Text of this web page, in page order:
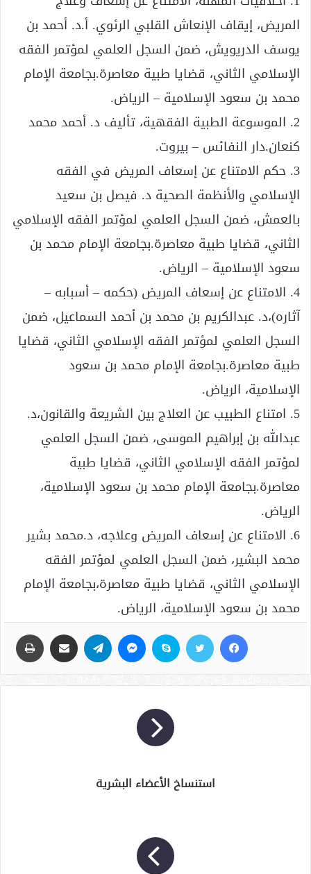
المريض، إيقاف الإنعاش القلبي الرئوي. أ.د. أحمد بن
يوسف الدريويش، ضمن السجل العلمي لمؤتمر الفقه
الإسلامي الثاني، قضايا طبية معاصرة.بجامعة الإمام
محمد بن سعود الإسلامية – الرياض.
2. الموسوعة الطبية الفقهية، تأليف د. أحمد محمد
كنعان.دار النفائس – بيروت.
3. حكم الامتناع عن إسعاف المريض في الفقه
الإسلامي والأنظمة الصحية د. فيصل بن سعيد
بالعمش، ضمن السجل العلمي لمؤتمر الفقه الإسلامي
الثاني، قضايا طبية معاصرة.بجامعة الإمام محمد بن
سعود الإسلامية – الرياض.
4. الامتناع عن إسعاف المريض (حكمه – أسبابه –
آثاره)،د. عبدالكريم بن محمد بن أحمد السماعيل، ضمن
السجل العلمي لمؤتمر الفقه الإسلامي الثاني، قضايا
طبية معاصرة.بجامعة الإمام محمد بن سعود
الإسلامية، الرياض.
5. امتناع الطبيب عن العلاج بين الشريعة والقانون،د.
عبدالله بن إبراهيم الموسى، ضمن السجل العلمي
لمؤتمر الفقه الإسلامي الثاني، قضايا طبية
معاصرة.بجامعة الإمام محمد بن سعود الإسلامية،
الرياض.
6. الامتناع عن إسعاف المريض وعلاجه، د.محمد بشير
محمد البشير، ضمن السجل العلمي لمؤتمر الفقه
الإسلامي الثاني، قضايا طبية معاصرة،بجامعة الإمام
محمد بن سعود الإسلامية، الرياض.
استنساخ الأعضاء البشرية